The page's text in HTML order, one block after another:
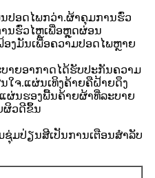
ປອດໄພກວ່າ.ຜ້າຄຸມການຮົ່ວ
ນຮົ່ວໄຫຼເພື່ອຫຼຸດຜ່ອນ
ງມັນເພື່ອຄວາມປອດໄພຫຼາຍ
າຍອາກາດໄດ້ຮັບປະກັນຄວາມ
ໃຈ.ແຜ່ນເທິງຄ້າຍຄືຝ້າຍດຶງ
ຜ່ນຮອງພື້ນຄ້າຍຜ້າທີ່ລະບາຍ
ຜິວດີຂຶ້ນ
ຊຸ່ມປ່ຽນສີເປັນການເຕືອນສໍາລັບ